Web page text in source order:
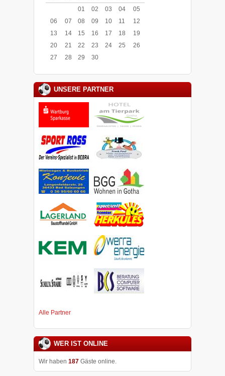
01
02 03 04
05
06
07 08 09 10 11
12
13
14 15 16 17 18
19
20
21 22 23 24 25
26
27
28 29 30
UNSERE PARTNER
Alle Partner
WER IST ONLINE
Wir haben 187 Gäste online.